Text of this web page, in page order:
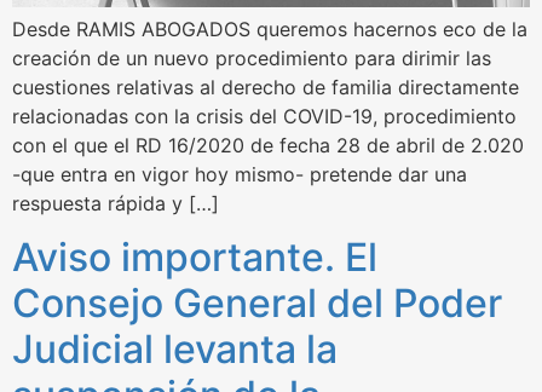
Desde RAMIS ABOGADOS queremos hacernos eco de la
creación de un nuevo procedimiento para dirimir las
cuestiones relativas al derecho de familia directamente
relacionadas con la crisis del COVID-19, procedimiento
con el que el RD 16/2020 de fecha 28 de abril de 2.020
-que entra en vigor hoy mismo- pretende dar una
respuesta rápida y […]
Aviso importante. El
Consejo General del Poder
Judicial levanta la